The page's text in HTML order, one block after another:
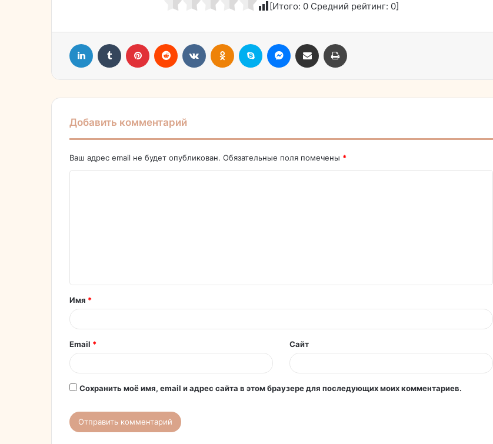
[Итого: 0 Средний рейтинг: 0]
LinkedIn Tumblr Pinterest Reddit ВконтактеОдноклассники
Skype MessengerПоделиться через электронную почту
Добавить комментарий
Ваш адрес email не будет опубликован. Обязательные поля помечены *
т
а
й
*
Имя *
Email * Сайт
Сохранить моё имя, email и адрес сайта в этом браузере для последующих моих комментариев.